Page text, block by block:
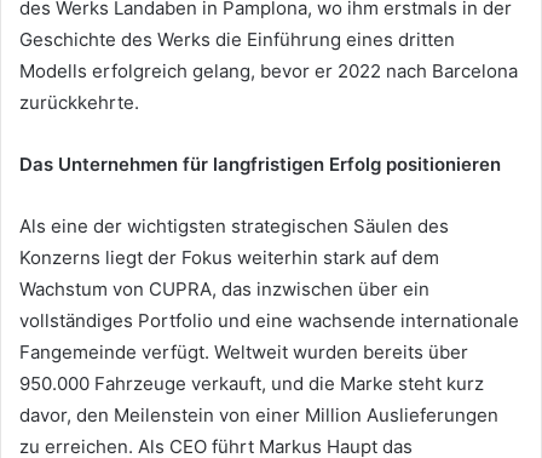
des Werks Landaben in Pamplona, wo ihm erstmals in der
Geschichte des Werks die Einführung eines dritten
Modells erfolgreich gelang, bevor er 2022 nach Barcelona
zurückkehrte.
Das Unternehmen für langfristigen Erfolg positionieren
Als eine der wichtigsten strategischen Säulen des
Konzerns liegt der Fokus weiterhin stark auf dem
Wachstum von CUPRA, das inzwischen über ein
vollständiges Portfolio und eine wachsende internationale
Fangemeinde verfügt. Weltweit wurden bereits über
950.000 Fahrzeuge verkauft, und die Marke steht kurz
davor, den Meilenstein von einer Million Auslieferungen
zu erreichen. Als CEO führt Markus Haupt das